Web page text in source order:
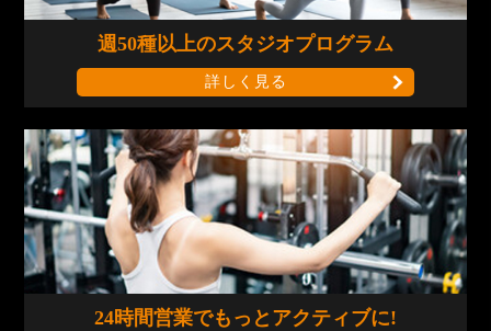
週50種以上のスタジオプログラム
詳しく見る
24時間営業でもっとアクティブに!